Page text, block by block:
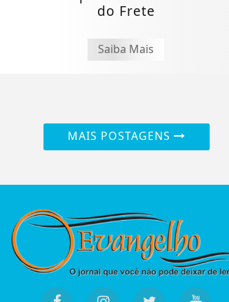
do Frete
Saiba Mais
MAIS POSTAGENS